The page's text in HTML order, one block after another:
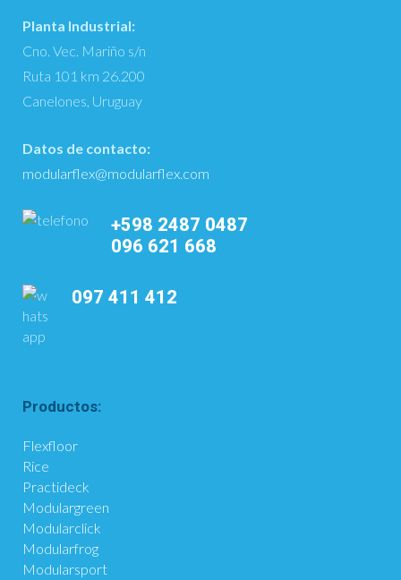
Planta Industrial:
Cno. Vec. Mariño s/n
Ruta 101 km 26.200
Canelones, Uruguay
Datos de contacto:
modularflex@modularflex.com
+598 2487 0487
096 621 668
097 411 412
Productos:
Flexfloor
Rice
Practideck
Modulargreen
Modularclick
Modularfrog
Modularsport